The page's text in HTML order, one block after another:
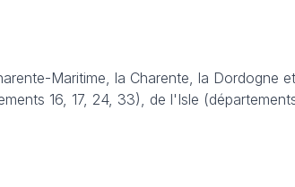
Maritime, la Charente, la Dordogne
16, 17, 24, 33), de l'Isle